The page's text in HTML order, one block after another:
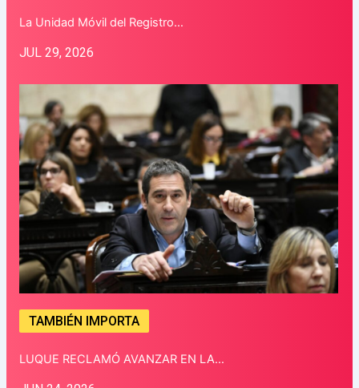
La Unidad Móvil del Registro…
JUL 29, 2026
TAMBIÉN IMPORTA
LUQUE RECLAMÓ AVANZAR EN LA…